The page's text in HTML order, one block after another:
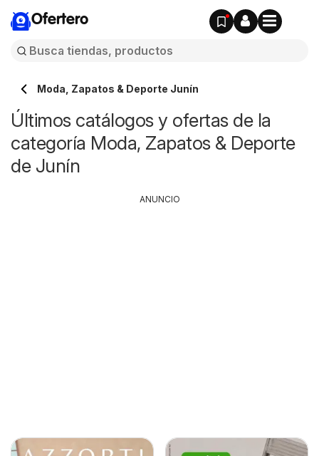
Ofertero
Moda, Zapatos & Deporte Junín
Últimos catálogos y ofertas de la
categoría Moda, Zapatos & Deporte
de Junín
ANUNCIO